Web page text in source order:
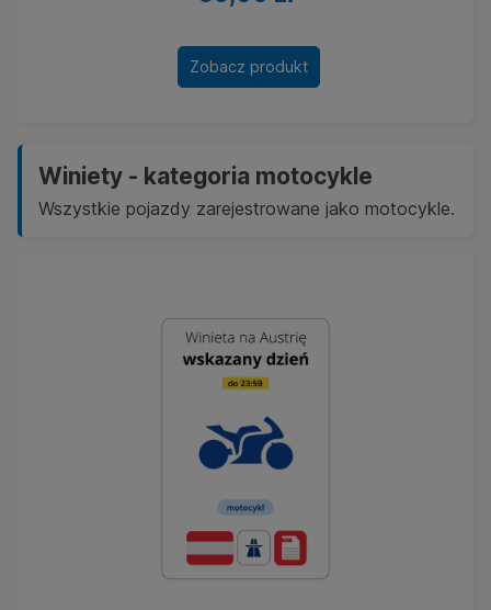
Zobacz produkt
Winiety - kategoria motocykle
Wszystkie pojazdy zarejestrowane jako motocykle.